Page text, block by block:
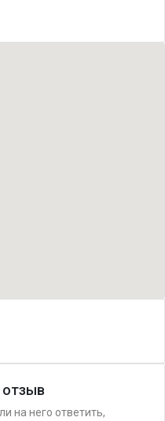
отзыв
на него ответить,